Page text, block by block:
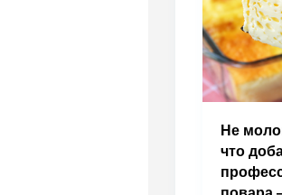
Не
что